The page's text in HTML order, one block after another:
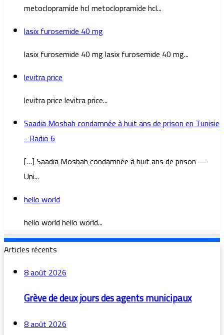
metoclopramide hcl metoclopramide hcl...
lasix furosemide 40 mg
lasix furosemide 40 mg lasix furosemide 40 mg...
levitra price
levitra price levitra price...
Saadia Mosbah condamnée à huit ans de prison en Tunisie
- Radio 6
[…] Saadia Mosbah condamnée à huit ans de prison —
Uni...
hello world
hello world hello world...
Articles récents
8 août 2026
Grève de deux jours des agents municipaux
8 août 2026